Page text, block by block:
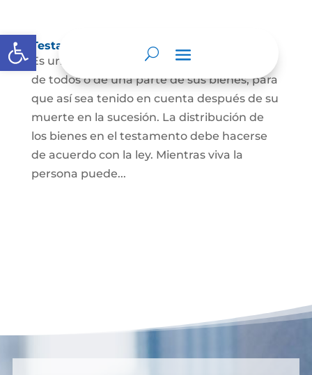
Abrir barra de herramientas
Testamento
Es un acto por el cual una persona dispone
de todos o de una parte de sus bienes, para
que así sea tenido en cuenta después de su
muerte en la sucesión. La distribución de
los bienes en el testamento debe hacerse
de acuerdo con la ley. Mientras viva la
persona puede...